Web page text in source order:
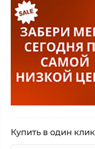
Купить в один клик